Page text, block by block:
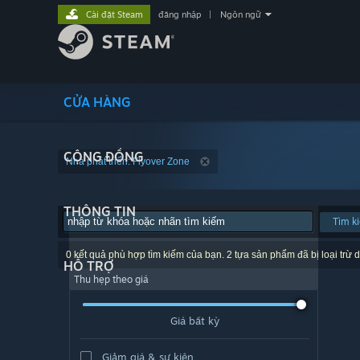
CỬA HÀNG
CỘNG ĐỒNG
THÔNG TIN
HỖ TRỢ
Cài đặt Steam đăng nhập Ngôn ngữ
Nhà phát triển: Flyover Zone
Tìm
0 kết quả phù hợp tìm kiếm của bạn. 2 tựa sản phẩm đã bị loại trừ
Thu hẹp theo giá
Giá bất kỳ
Giảm giá & sự kiện